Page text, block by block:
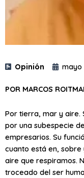
Opinión mayo
POR MARCOS
Por tierra, mar y aire.
por una subespecie
empresarios. Su
cuanto está en,
aire que respiramos.
troceado del ser